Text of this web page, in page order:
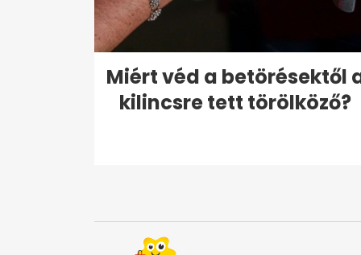
Miért véd a betörésektől
kilincsre tett törölköző?